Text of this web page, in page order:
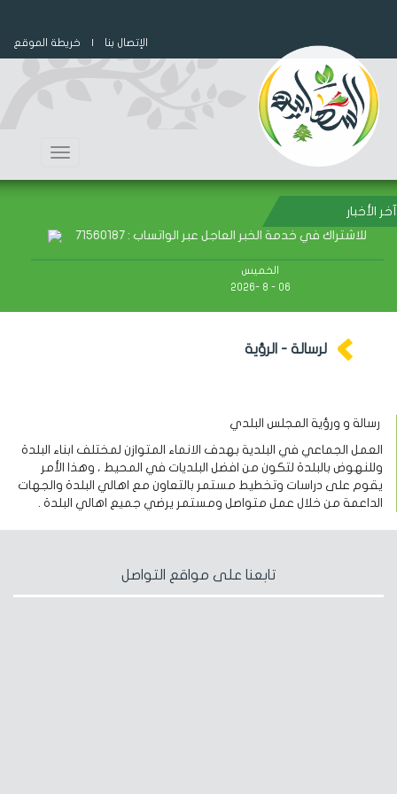
الإتصال بنا | خريطة الموقع
Toggle
آخر الأخبار
للاشتراك في خدمة الخبر العاجل عبر الواتساب : 71560187
الخميس
06 - 8 -2026
لرسالة - الرؤية
رسالة و ورؤية المجلس البلدي
العمل الجماعي في البلدية بهدف الانماء المتوازن لمختلف ابناء البلدة
وللنهوض بالبلدة لتكون من افضل البلديات في المحيط ، وهذا الأمر
يقوم على دراسات وتخطيط مستمر بالتعاون مع اهالي البلدة والجهات
الداعمة من خلال عمل متواصل ومستمر يرضي جميع اهالي البلدة .
تابعنا على مواقع التواصل